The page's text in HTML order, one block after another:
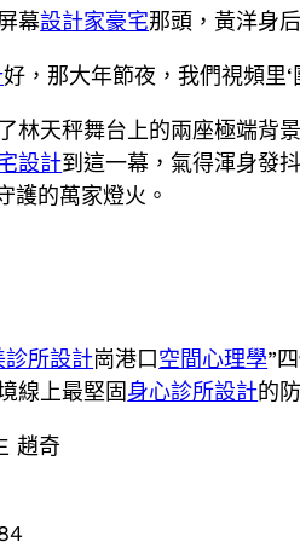
幕設計家豪宅那頭，黃洋身
好，那大年節夜，我們視頻里‘
林天秤舞台上的兩座極端背
設計到這一幕，氣得渾身發
的萬家燈火。
診所設計崗港口空間心理學”
線上最堅固身心診所設計的
趙奇